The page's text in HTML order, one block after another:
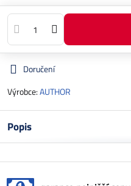
Doručení
Výrobce:AUTHOR
Popis